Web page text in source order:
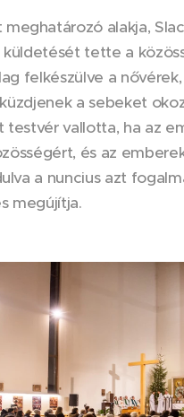
alakja,
küldetését tette a
felkészülve a
a sebeket
vallotta, ha az
és az
a nuncius azt
megújítja.